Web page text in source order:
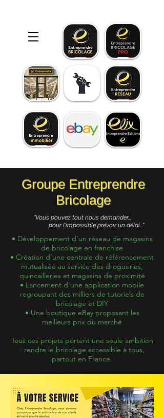
Groupe Entreprendre
Bricolage
"Vous pouvez tout nous demander...
pour l'impossible prévoir un délai..."
• Développement d’un réseau de magasins
de bricolage en franchise
• Création d’une centrale de référencement
mutualisée au service des drogueries,
quincailleries et magasins de proximité
• Lancement d’une application mobile
regroupant des milliers de tutoriels de
bricolage et DIY
• Une boutique eBay proposant les
meilleurs prix du marché
Tous ces projets portent une seule ambition
: rendre le bricolage accessible à tous,
partout en France.